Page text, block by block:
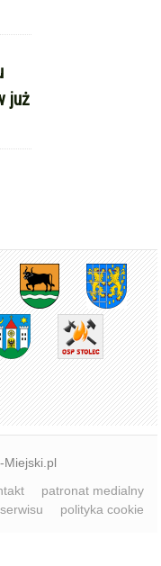
już
patronat medialny
polityka cookie